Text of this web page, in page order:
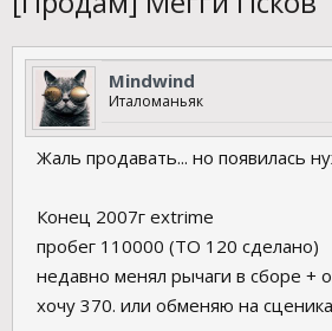
Mindwind
Италоманьяк
Жаль продавать... но появилась
Конец 2007г extrime
пробег 110000 (ТО 120 сделано)
недавно менял рычаги в сборе +
хочу 370. или обменяю на